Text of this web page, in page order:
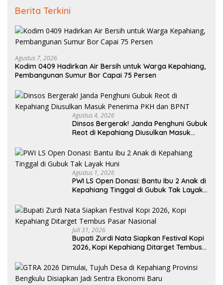
Berita Terkini
Agustus 7, 2026
Kodim 0409 Hadirkan Air Bersih untuk Warga Kepahiang,
Pembangunan Sumur Bor Capai 75 Persen
Agustus 4, 2026
Dinsos Bergerak! Janda Penghuni Gubuk
Reot di Kepahiang Diusulkan Masuk
Agustus 1, 2026
PWI LS Open Donasi: Bantu Ibu 2 Anak di
Kepahiang Tinggal di Gubuk Tak Layak
Juli 31, 2026
Bupati Zurdi Nata Siapkan Festival Kopi
2026, Kopi Kepahiang Ditarget Tembus